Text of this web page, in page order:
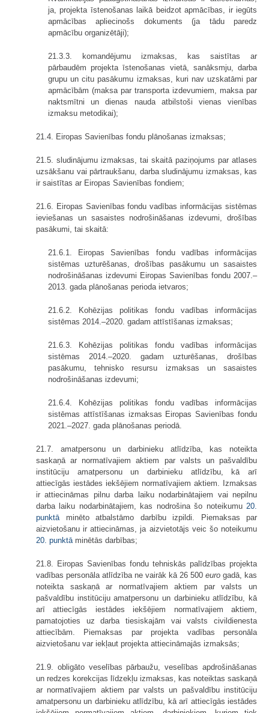
ja, projekta īstenošanas laikā beidzot apmācības, ir iegūts
apmācības apliecinošs dokuments (ja tādu paredz
apmācību organizētāji);
21.3.3. komandējumu izmaksas, kas saistītas ar
pārbaudēm projekta īstenošanas vietā, sanāksmju, darba
grupu un citu pasākumu izmaksas, kuri nav uzskatāmi par
apmācībām (maksa par transporta izdevumiem, maksa par
naktsmītni un dienas nauda atbilstoši vienas vienības
izmaksu metodikai);
21.4. Eiropas Savienības fondu plānošanas izmaksas;
21.5. sludinājumu izmaksas, tai skaitā paziņojums par atlases
uzsākšanu vai pārtraukšanu, darba sludinājumu izmaksas, kas
ir saistītas ar Eiropas Savienības fondiem;
21.6. Eiropas Savienības fondu vadības informācijas sistēmas
ieviešanas un sasaistes nodrošināšanas izdevumi, drošības
pasākumi, tai skaitā:
21.6.1. Eiropas Savienības fondu vadības informācijas
sistēmas uzturēšanas, drošības pasākumu un sasaistes
nodrošināšanas izdevumi Eiropas Savienības fondu 2007.–
2013. gada plānošanas perioda ietvaros;
21.6.2. Kohēzijas politikas fondu vadības informācijas
sistēmas 2014.–2020. gadam attīstīšanas izmaksas;
21.6.3. Kohēzijas politikas fondu vadības informācijas
sistēmas 2014.–2020. gadam uzturēšanas, drošības
pasākumu, tehnisko resursu izmaksas un sasaistes
nodrošināšanas izdevumi;
21.6.4. Kohēzijas politikas fondu vadības informācijas
sistēmas attīstīšanas izmaksas Eiropas Savienības fondu
2021.–2027. gada plānošanas periodā.
21.7. amatpersonu un darbinieku atlīdzība, kas noteikta
saskaņā ar normatīvajiem aktiem par valsts un pašvaldību
institūciju amatpersonu un darbinieku atlīdzību, kā arī
attiecīgās iestādes iekšējiem normatīvajiem aktiem. Izmaksas
ir attiecināmas pilnu darba laiku nodarbinātajiem vai nepilnu
darba laiku nodarbinātajiem, kas nodrošina šo noteikumu 20.
punktā minēto atbalstāmo darbību izpildi. Piemaksas par
aizvietošanu ir attiecināmas, ja aizvietotājs veic šo noteikumu
20. punktā minētās darbības;
21.8. Eiropas Savienības fondu tehniskās palīdzības projekta
vadības personāla atlīdzība ne vairāk kā 26 500 euro gadā, kas
noteikta saskaņā ar normatīvajiem aktiem par valsts un
pašvaldību institūciju amatpersonu un darbinieku atlīdzību, kā
arī attiecīgās iestādes iekšējiem normatīvajiem aktiem,
pamatojoties uz darba tiesiskajām vai valsts civildienesta
attiecībām. Piemaksas par projekta vadības personāla
aizvietošanu var iekļaut projekta attiecināmajās izmaksās;
21.9. obligāto veselības pārbaužu, veselības apdrošināšanas
un redzes korekcijas līdzekļu izmaksas, kas noteiktas saskaņā
ar normatīvajiem aktiem par valsts un pašvaldību institūciju
amatpersonu un darbinieku atlīdzību, kā arī attiecīgās iestādes